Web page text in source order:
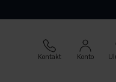
Kontakt Konto